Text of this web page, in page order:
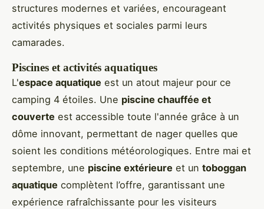
structures modernes et variées, encourageant
activités physiques et sociales parmi leurs
camarades.
Piscines et activités aquatiques
L'espace aquatique est un atout majeur pour ce
camping 4 étoiles. Une piscine chauffée et
couverte est accessible toute l'année grâce à un
dôme innovant, permettant de nager quelles que
soient les conditions météorologiques. Entre mai et
septembre, une piscine extérieure et un toboggan
aquatique complètent l’offre, garantissant une
expérience rafraîchissante pour les visiteurs